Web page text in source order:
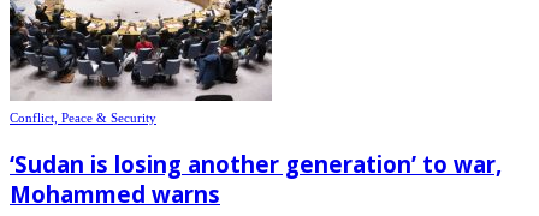
Conflict, Peace & Security
‘Sudan is losing another generation’ to war,
Mohammed warns